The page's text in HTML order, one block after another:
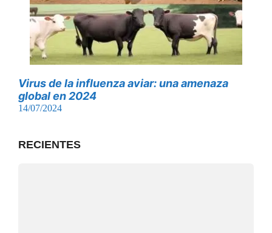
Virus de la influenza aviar: una amenaza
global en 2024
14/07/2024
RECIENTES